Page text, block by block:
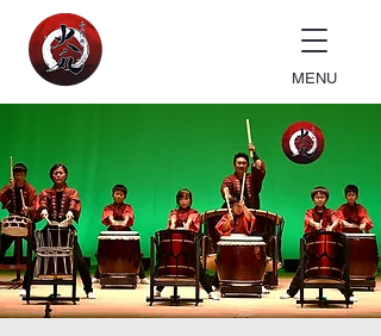
MENU